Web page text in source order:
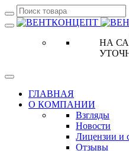
НА
ГЛАВНАЯ
О КОМПАНИИ
Взгляды
Новости
Лицензии и
Отзывы